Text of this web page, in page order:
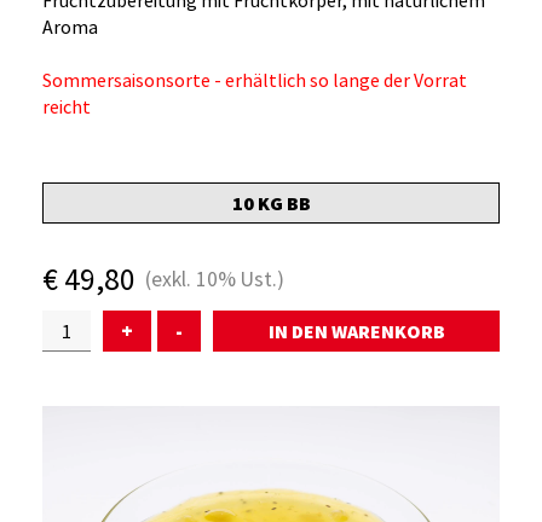
Kühlverpackungen
Verpackungen
SERVICE
WARENKORB
Aroma
Sommersaisonsorte - erhältlich so lange der Vorrat
reicht
10 KG BB
€49,80 (exkl. 10% Ust.)
+
-